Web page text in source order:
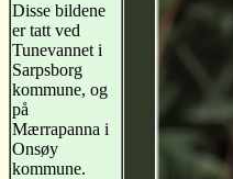
Disse bildene
er tatt ved
Tunevannet i
Sarpsborg
kommune, og
på
Mærrapanna i
Onsøy
kommune.